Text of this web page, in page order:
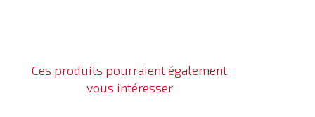
Ces produits pourraient également
vous intéresser